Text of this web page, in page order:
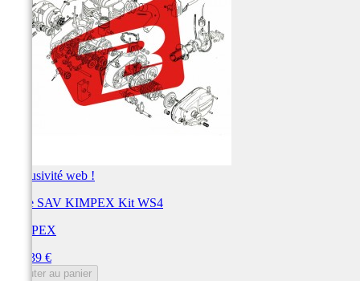
Exclusivité web !
Pièce SAV KIMPEX Kit WS4
KIMPEX
530,39 €
Ajouter au panier